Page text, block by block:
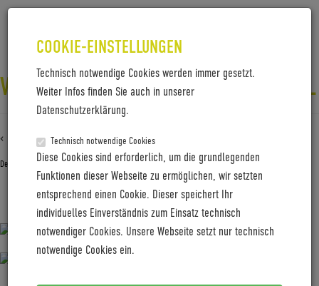
COOKIE-EINSTELLUNGEN
Technisch notwendige Cookies werden immer gesetzt.
Weiter Infos finden Sie auch in unserer
Datenschutzerklärung.
Technisch notwendige Cookies
Diese Cookies sind erforderlich, um die grundlegenden
Funktionen dieser Webseite zu ermöglichen, wir setzten
entsprechend einen Cookie. Dieser speichert Ihr
individuelles Einverständnis zum Einsatz technisch
notwendiger Cookies. Unsere Webseite setzt nur technisch
notwendige Cookies ein.
VELLO_007181011VELLOTITANIUMHL
‹ Zurück zuVELLO_007181011VelloTitaniumHL
Dezember 5, 2018 Gabi Jung— No Comments
VELLO_007181011VelloTitaniumHL